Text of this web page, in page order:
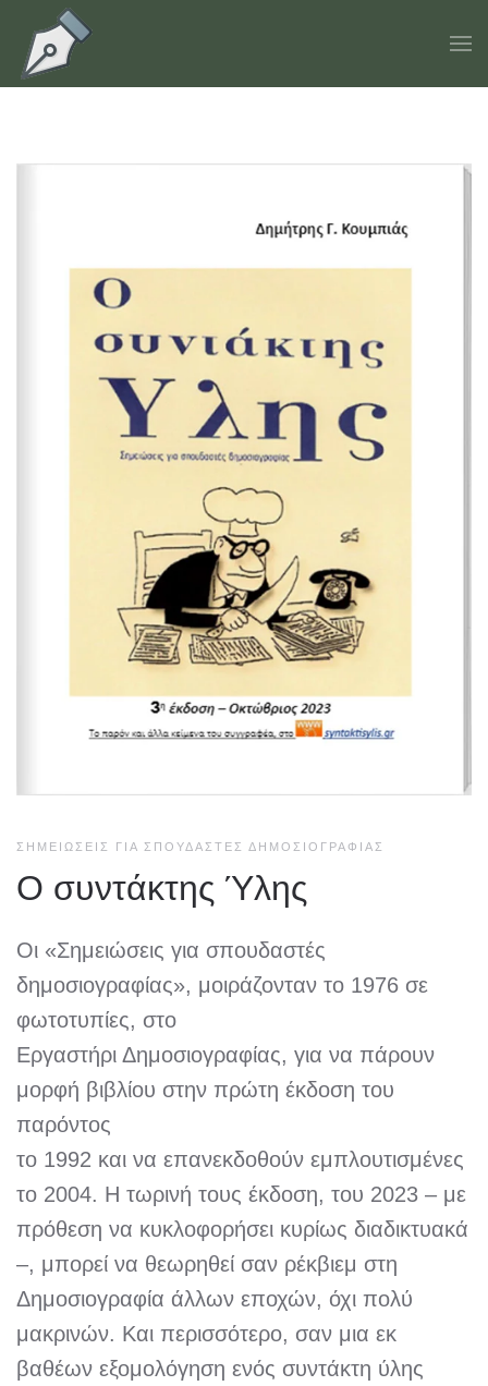
Skip to main content
ΣΗΜΕΙΏΣΕΙΣ ΓΙΑ ΣΠΟΥΔΑΣΤΈΣ ΔΗΜΟΣΙΟΓΡΑΦΊΑΣ
Ο συντάκτης Ύλης
Οι «Σημειώσεις για σπουδαστές
δημοσιογραφίας», μοιράζονταν το 1976 σε
φωτοτυπίες, στο
Εργαστήρι Δημοσιογραφίας, για να πάρουν
μορφή βιβλίου στην πρώτη έκδοση του
παρόντος
το 1992 και να επανεκδοθούν εμπλουτισμένες
το 2004. Η τωρινή τους έκδοση, του 2023 – με
πρόθεση να κυκλοφορήσει κυρίως διαδικτυακά
–, μπορεί να θεωρηθεί σαν ρέκβιεμ στη
Δημοσιογραφία άλλων εποχών, όχι πολύ
μακρινών. Και περισσότερο, σαν μια εκ
βαθέων εξομολόγηση ενός συντάκτη ύλης